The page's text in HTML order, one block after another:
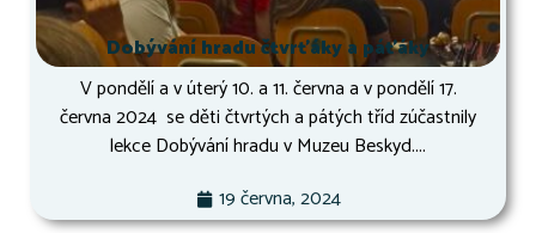
Dobývání hradu čtvrťáky a páťáky
V pondělí a v úterý 10. a 11. června a v pondělí 17.
června 2024 se děti čtvrtých a pátých tříd zúčastnily
lekce Dobývání hradu v Muzeu Beskyd....
19 června, 2024